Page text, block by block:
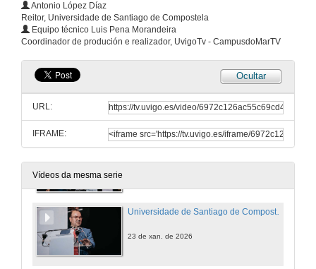
Antonio López Díaz
Reitor, Universidade de Santiago de Compostela
Equipo técnico Luis Pena Morandeira
Coordinador de produción e realizador, UvigoTv - CampusdoMarTV
Ocultar
URL:
IFRAME:
Vídeos da mesma serie
Presentación da MEGAU 2025
23 de xan. de 2026
Discurso de Abel Caballero "a universidade será a vosa casa e a vosa marca vital e profesional”
23 de xan. de 2026
Universidade da Coruña
Universidade de Santiago de Compostela
23 de xan. de 2026